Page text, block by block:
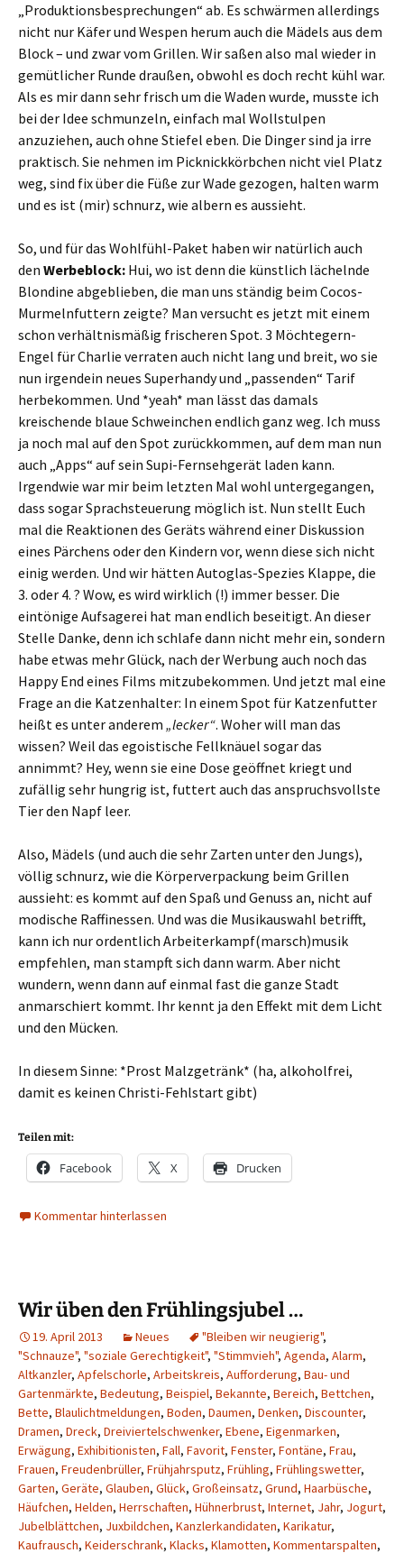
„Produktionsbesprechungen“ ab. Es schwärmen allerdings
nicht nur Käfer und Wespen herum auch die Mädels aus dem
Block – und zwar vom Grillen. Wir saßen also mal wieder in
gemütlicher Runde draußen, obwohl es doch recht kühl war.
Als es mir dann sehr frisch um die Waden wurde, musste ich
bei der Idee schmunzeln, einfach mal Wollstulpen
anzuziehen, auch ohne Stiefel eben. Die Dinger sind ja irre
praktisch. Sie nehmen im Picknickkörbchen nicht viel Platz
weg, sind fix über die Füße zur Wade gezogen, halten warm
und es ist (mir) schnurz, wie albern es aussieht.
So, und für das Wohlfühl-Paket haben wir natürlich auch
den Werbeblock: Hui, wo ist denn die künstlich lächelnde
Blondine abgeblieben, die man uns ständig beim Cocos-
Murmelnfuttern zeigte? Man versucht es jetzt mit einem
schon verhältnismäßig frischeren Spot. 3 Möchtegern-
Engel für Charlie verraten auch nicht lang und breit, wo sie
nun irgendein neues Superhandy und „passenden“ Tarif
herbekommen. Und *yeah* man lässt das damals
kreischende blaue Schweinchen endlich ganz weg. Ich muss
ja noch mal auf den Spot zurückkommen, auf dem man nun
auch „Apps“ auf sein Supi-Fernsehgerät laden kann.
Irgendwie war mir beim letzten Mal wohl untergegangen,
dass sogar Sprachsteuerung möglich ist. Nun stellt Euch
mal die Reaktionen des Geräts während einer Diskussion
eines Pärchens oder den Kindern vor, wenn diese sich nicht
einig werden. Und wir hätten Autoglas-Spezies Klappe, die
3. oder 4. ? Wow, es wird wirklich (!) immer besser. Die
eintönige Aufsagerei hat man endlich beseitigt. An dieser
Stelle Danke, denn ich schlafe dann nicht mehr ein, sondern
habe etwas mehr Glück, nach der Werbung auch noch das
Happy End eines Films mitzubekommen. Und jetzt mal eine
Frage an die Katzenhalter: In einem Spot für Katzenfutter
heißt es unter anderem „lecker“. Woher will man das
wissen? Weil das egoistische Fellknäuel sogar das
annimmt? Hey, wenn sie eine Dose geöffnet kriegt und
zufällig sehr hungrig ist, futtert auch das anspruchsvollste
Tier den Napf leer.
Also, Mädels (und auch die sehr Zarten unter den Jungs),
völlig schnurz, wie die Körperverpackung beim Grillen
aussieht: es kommt auf den Spaß und Genuss an, nicht auf
modische Raffinessen. Und was die Musikauswahl betrifft,
kann ich nur ordentlich Arbeiterkampf(marsch)musik
empfehlen, man stampft sich dann warm. Aber nicht
wundern, wenn dann auf einmal fast die ganze Stadt
anmarschiert kommt. Ihr kennt ja den Effekt mit dem Licht
und den Mücken.
In diesem Sinne: *Prost Malzgetränk* (ha, alkoholfrei,
damit es keinen Christi-Fehlstart gibt)
Teilen mit:
Facebook X Drucken
Kommentar hinterlassen
Wir üben den Frühlingsjubel …
19. April 2013 Neues "Bleiben wir neugierig",
"Schnauze", "soziale Gerechtigkeit", "Stimmvieh", Agenda, Alarm,
Altkanzler, Apfelschorle, Arbeitskreis, Aufforderung, Bau- und
Gartenmärkte, Bedeutung, Beispiel, Bekannte, Bereich, Bettchen,
Bette, Blaulichtmeldungen, Boden, Daumen, Denken, Discounter,
Dramen, Dreck, Dreiviertelschwenker, Ebene, Eigenmarken,
Erwägung, Exhibitionisten, Fall, Favorit, Fenster, Fontäne, Frau,
Frauen, Freudenbrüller, Frühjahrsputz, Frühling, Frühlingswetter,
Garten, Geräte, Glauben, Glück, Großeinsatz, Grund, Haarbüsche,
Häufchen, Helden, Herrschaften, Hühnerbrust, Internet, Jahr, Jogurt,
Jubelblättchen, Juxbildchen, Kanzlerkandidaten, Karikatur,
Kaufrausch, Keiderschrank, Klacks, Klamotten, Kommentarspalten,